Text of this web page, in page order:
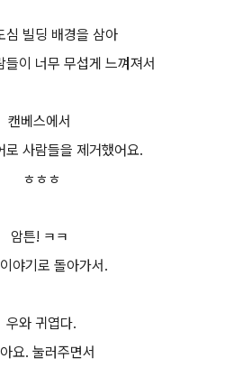
심 빌딩 배경을 삼아
들이 너무 무섭게 느껴져서
캔베스에서
로 사람들을 제거했어요.
ㅎㅎㅎ
암튼! ㅋㅋ
야기로 돌아가서.
우와 귀엽다.
요. 눌러주면서